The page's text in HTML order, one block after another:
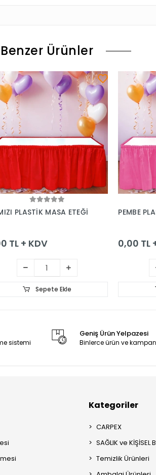
Benzer Ürünler
Sepete Ekle
PLASTİK MASA ETEĞİ
TL + KDV
Sepete Ekle
PEMBE
0,00 TL
sistemi
Geniş Ürün Yelpazesi
Binlerce ürün ve
Kategoriler
CARPEX
SAĞLIK ve KİŞİSEL
Temizlik Ürünleri